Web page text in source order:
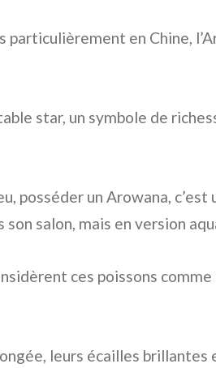
particulièrement en Chine,
star, un symbole de
posséder un Arowana,
son salon, mais en version
ces poissons
leurs écailles brillantes